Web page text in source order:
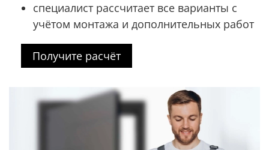
специалист рассчитает все варианты с
учётом монтажа и дополнительных работ
Получите расчёт